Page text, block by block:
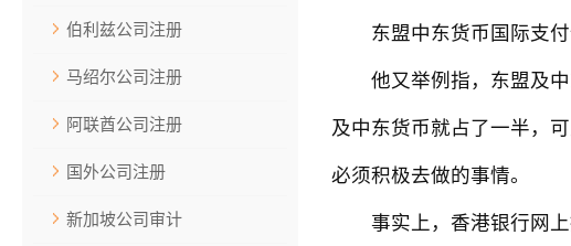
伯利兹公司注册
马绍尔公司注册
阿联酋公司注册
国外公司注册
新加坡公司审计
东盟中东货币国际支付
他又举例指，东盟及中
及中东货币就占了一半，
必须积极去做的事情。
事实上，香港银行网上